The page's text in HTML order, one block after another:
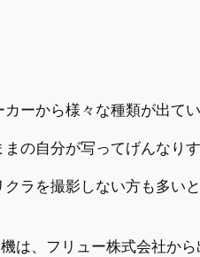
ーから様々な種類が出てい
の自分が写ってげんなり
ラを撮影しない方も多い
は、フリュー株式会社か